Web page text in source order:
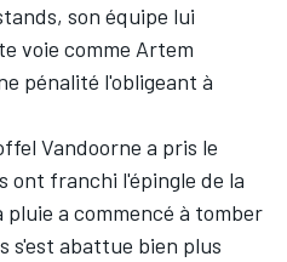
son équipe lui
voie comme Artem
pénalité l'obligeant à
Vandoorne a pris le
ont franchi l'épingle de la
a commencé à tomber
s'est abattue bien plus